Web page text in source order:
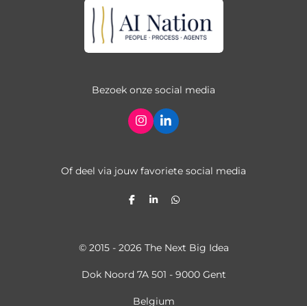
Bezoek onze social media
I
n
a
L
i
e
Of deel via jouw favoriete social media
D
S
D
© 2015 - 2026 The Next Big Idea
Dok Noord 7A 501 - 9000 Gent
Belgium